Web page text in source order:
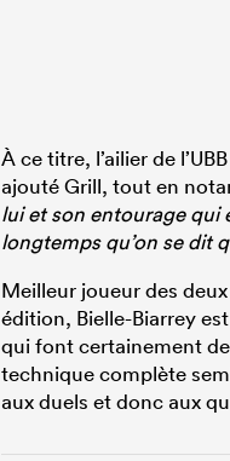
À ce titre, l’ailier de
ajouté Grill, tout en
lui et son entourage qui
longtemps qu’on se dit
Meilleur joueur des
édition, Bielle-Biarrey
qui font certainement
technique complète
aux duels et donc aux